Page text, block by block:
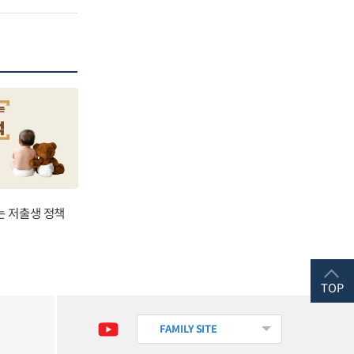
저출생 정책
FAMILY SITE
TOP